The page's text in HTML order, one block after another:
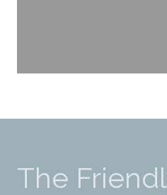
The